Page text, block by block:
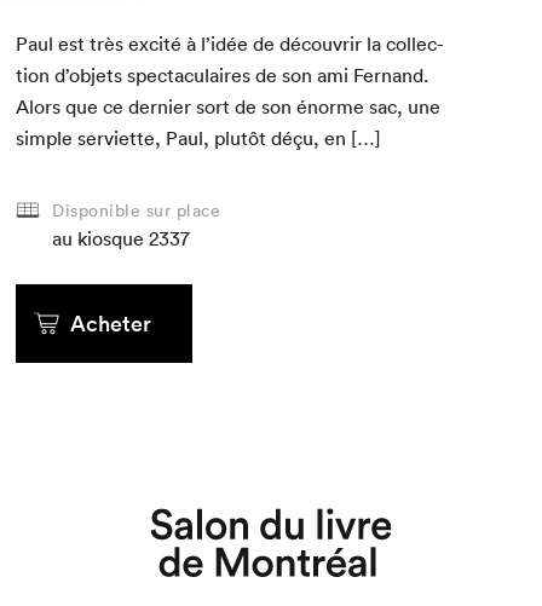
Que cherchez-vous?
Paul est très excité à l’idée de décou­vrir la col­lec­
tion d’objets spec­tac­u­laires de son ami Fer­nand.
Alors que ce dernier sort de son énorme sac, une
sim­ple servi­ette, Paul, plutôt déçu, en […]
Disponible sur place
au kiosque 2337
Acheter